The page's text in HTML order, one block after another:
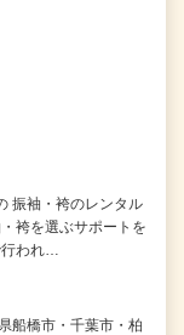
振袖・袴のレンタル
袴を選ぶサポートを
行われ…
船橋市・千葉市・柏